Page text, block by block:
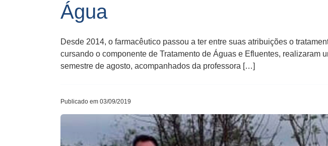
Água
Desde 2014, o farmacêutico passou a ter entre suas atribuições o
cursando o componente de Tratamento de Águas e Efluentes,
semestre de agosto, acompanhados da professora […]
Publicado em 03/09/2019